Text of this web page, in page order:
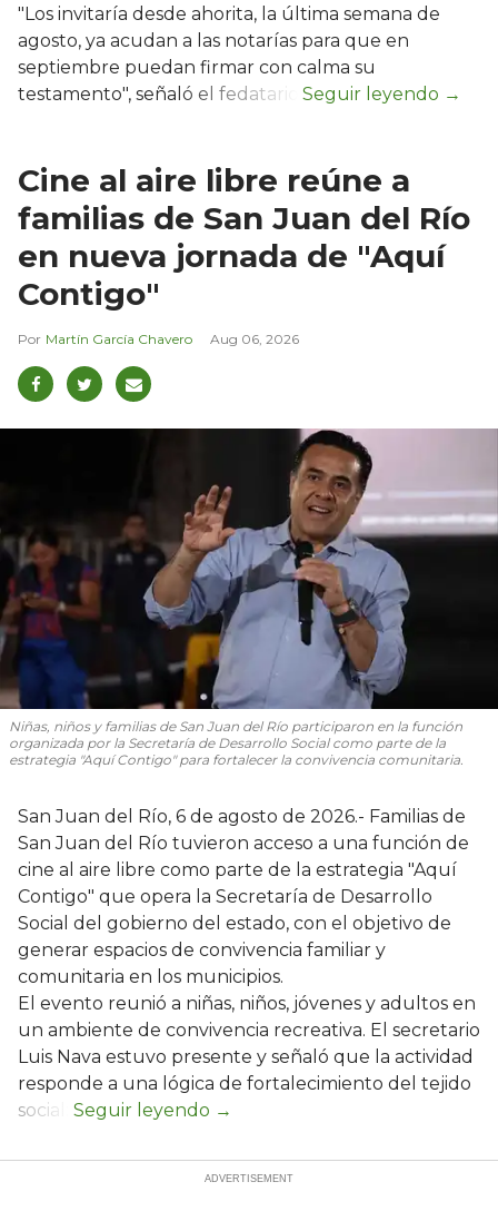
"Los invitaría desde ahorita, la última semana de
agosto, ya acudan a las notarías para que en
septiembre puedan firmar con calma su
testamento", señaló el fedatario.
Cine al aire libre reúne a
familias de San Juan del Río
en nueva jornada de "Aquí
Contigo"
Martín García Chavero Aug 06, 2026
Niñas, niños y familias de San Juan del Río participaron en la función
organizada por la Secretaría de Desarrollo Social como parte de la
estrategia "Aquí Contigo" para fortalecer la convivencia comunitaria.
San Juan del Río, 6 de agosto de 2026.- Familias de
San Juan del Río tuvieron acceso a una función de
cine al aire libre como parte de la estrategia "Aquí
Contigo" que opera la Secretaría de Desarrollo
Social del gobierno del estado, con el objetivo de
generar espacios de convivencia familiar y
comunitaria en los municipios.
El evento reunió a niñas, niños, jóvenes y adultos en
un ambiente de convivencia recreativa. El secretario
Luis Nava estuvo presente y señaló que la actividad
responde a una lógica de fortalecimiento del tejido
social: